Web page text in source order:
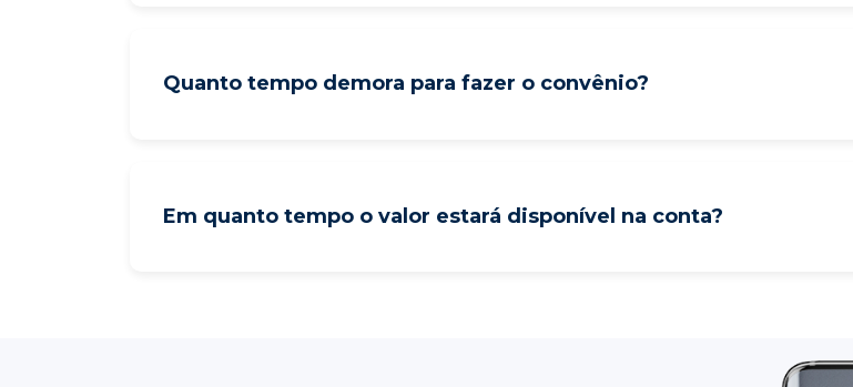
Quanto tempo demora para fazer o convênio?
Em quanto tempo o valor estará disponível na conta?